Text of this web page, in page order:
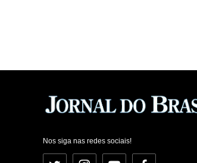
Nos siga nas redes sociais!